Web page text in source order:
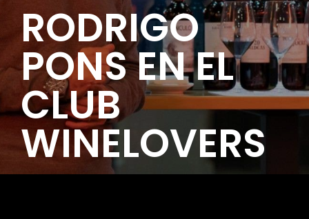
RODRIGO
PONS EN EL
CLUB
WINELOVERS